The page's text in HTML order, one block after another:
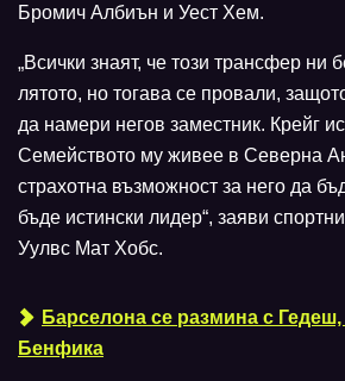
Бромич Албиън и Уест Хем.
„Всички знаят, че този трансфер ни
лятото, но тогава се провали,
да намери негов заместник. Крейг
Семейството му живее в Северна
страхотна възможност за него да
бъде истински лидер“, заяви
Уулвс Мат Хобс.
Барселона се размина с
Бенфика